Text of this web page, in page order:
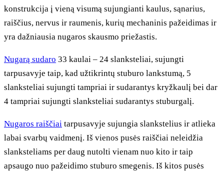
konstrukcija į vieną visumą sujungianti kaulus, sąnarius,
raiščius, nervus ir raumenis, kurių mechaninis pažeidimas ir
yra dažniausia nugaros skausmo priežastis.
Nugarą sudaro 33 kaulai – 24 slanksteliai, sujungti
tarpusavyje taip, kad užtikrintų stuburo lankstumą, 5
slanksteliai sujungti tampriai ir sudarantys kryžkaulį bei dar
4 tampriai sujungti slanksteliai sudarantys stuburgalį.
Nugaros raiščiai tarpusavyje sujungia slankstelius ir atlieka
labai svarbų vaidmenį. Iš vienos pusės raiščiai neleidžia
slanksteliams per daug nutolti vienam nuo kito ir taip
apsaugo nuo pažeidimo stuburo smegenis. Iš kitos pusės